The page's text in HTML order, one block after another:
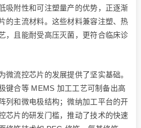
吸附性和可注塑量产的优势，正逐渐
的主流材料。这些材料兼容注塑、热
，且能耐受高压灭菌，更符合临床诊
微流控芯片的发展提供了坚实基础。
键合等 MEMS 加工工艺可制备出高
列和微电极结构；微纳加工平台的开
芯片的研发门槛，推动了技术的快速